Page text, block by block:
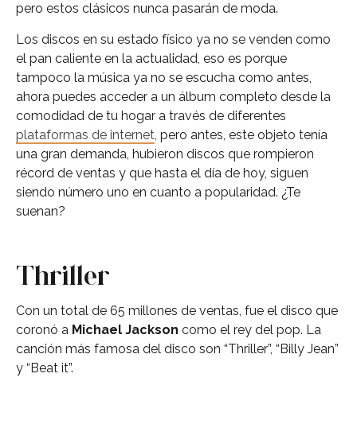
pero estos clásicos nunca pasarán de moda.
Los discos en su estado físico ya no se venden como
el pan caliente en la actualidad, eso es porque
tampoco la música ya no se escucha como antes,
ahora puedes acceder a un álbum completo desde la
comodidad de tu hogar a través de diferentes
plataformas de internet , pero antes, este objeto tenía
una gran demanda, hubieron discos que rompieron
récord de ventas y que hasta el día de hoy, siguen
siendo número uno en cuanto a popularidad. ¿Te
suenan?
Thriller
Con un total de 65 millones de ventas, fue el disco que
coronó a Michael Jackson como el rey del pop. La
canción más famosa del disco son “Thriller”, “Billy Jean”
y “Beat it”.